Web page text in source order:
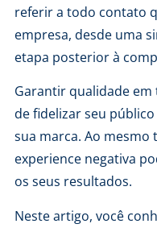
referir a todo contato
empresa, desde uma
etapa posterior à
Garantir qualidade em
defidelizar seu público
sua marca. Ao
experience negativa
os seus resultados.
Neste artigo, você